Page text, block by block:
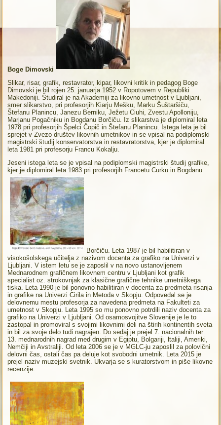
Boge Dimovski
Slikar, risar, grafik, restavrator, kipar, likovni kritik in pedagog Boge
Dimovski je bil rojen 25. januarja 1952 v Ropotovem v Republiki
Makedoniji. Študiral je na Akademiji za likovno umetnost v Ljubljani,
smer slikarstvo, pri profesorjih Kiarju Mešku, Marku Šuštaršiču,
Štefanu Planincu, Janezu Berniku, Ježetu Ciuhi, Zvestu Apolloniju,
Marjanu Pogačniku in Bogdanu Borčiču. Iz slikarstva je diplomiral leta
1978 pri profesorjih Špelci Čopič in Štefanu Planincu. Istega leta je bil
sprejet v Zvezo društev likovnih umetnikov in se vpisal na podiplomski
magistrski študij konservatorstva in restavratorstva, kjer je diplomiral
leta 1981 pri profesorju Francu Kokalju.
Jeseni istega leta se je vpisal na podiplomski magistrski študij grafike,
kjer je diplomiral leta 1983 pri profesorjih Francetu Curku in Bogdanu
Borčiču. Leta 1987 je bil habilitiran v
visokošolskega učitelja z nazivom docenta za grafiko na Univerzi v
Ljubljani. V istem letu se je zaposlil v na novo ustanovljenem
Mednarodnem grafičnem likovnem centru v Ljubljani kot grafik
specialist oz. strokovnjak za klasične grafične tehnike umetniškega
tiska. Leta 1990 je bil ponovno habilitiran v docenta za predmeta risanja
in grafike na Univerzi Cirila in Metoda v Skopju. Odpovedal se je
delovnemu mestu profesorja za navedena predmeta na Fakulteti za
umetnost v Skopju. Leta 1995 so mu ponovno potrdili naziv docenta za
grafiko na Univerzi v Ljubljani. Od osamosvojitve Slovenije je le to
zastopal in promoviral s svojimi likovnimi deli na štirih kontinentih sveta
in bil za svoje delo tudi nagrajen. Do sedaj je prejel 7. nacionalnih ter
13. mednarodnih nagrad med drugim v Egiptu, Bolgariji, ltaliji, Ameriki,
Nemčiji in Avstraliji. Od leta 2006 se je v MGLC-ju zaposlil za polovični
delovni čas, ostali čas pa deluje kot svobodni umetnik. Leta 2015 je
prejel naziv muzejski svetnik. Ukvarja se s kuratorstvom in piše likovne
recenzije.